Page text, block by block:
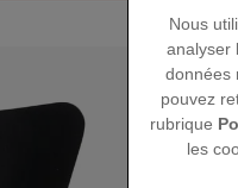
Nous
analyser
données
pouvez
rubrique
les